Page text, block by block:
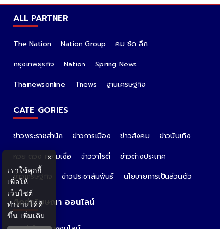
ALL PARTNER
The Nation Nation Group
คม ชัด ลึก
กรุงเทพธุรกิจ
Nation
Spring News
Thainewsonline
Tnews ฐานเศรษฐกิจ
CATE GORIES
ข่าวพระราชสำนัก ข่าวการเมือง ข่าวสังคม
ข่าวบันเทิง
หวย ดวง ความเชื่อ
ข่าววาไรตี้
ข่าวต่างประเทศ
ข่าวเศรษฐกิจ
ข่าวประชาสัมพันธ์ นโยบายการเป็นส่วนตัว
ติดต่อโฆษณา ออนไลน์
×
เราใช้คุกกี้
เพื่อให้
เว็บไซต์
ทำงานได้ดี
ขึ้น เพิ่มเติม